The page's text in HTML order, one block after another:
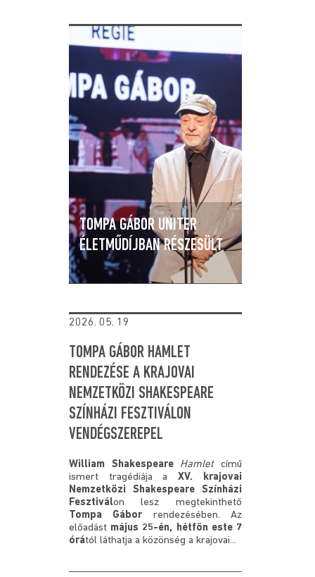
TOMPA GÁBOR UNITER
ÉLETMŰDÍJBAN RÉSZESÜLT
2026. 05. 19
TOMPA GÁBOR HAMLET
RENDEZÉSE A KRAJOVAI
NEMZETKÖZI SHAKESPEARE
SZÍNHÁZI FESZTIVÁLON
VENDÉGSZEREPEL
William Shakespeare Hamletcímű
ismert tragédiája aXV. krajovai
Nemzetközi Shakespeare Színházi
Fesztiválon lesz megtekinthető
Tompa Gáborrendezésében. Az
előadást május 25-én, hétfőn este 7
órától láthatja a közönség a krajovai...